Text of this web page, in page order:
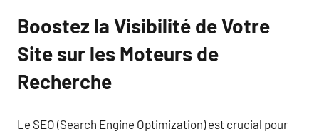
Boostez la Visibilité de Votre
Site sur les Moteurs de
Recherche
Le SEO (Search Engine Optimization) est crucial pour